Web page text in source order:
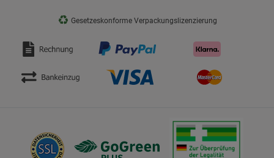
♻ Gesetzeskonforme Verpackungslizenzierung